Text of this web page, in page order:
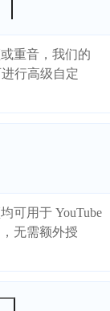
重音，我们的
行高级自定
可用于 YouTube
无需额外授